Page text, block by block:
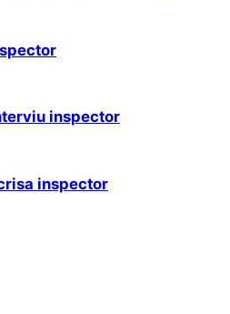
inspector
inspector